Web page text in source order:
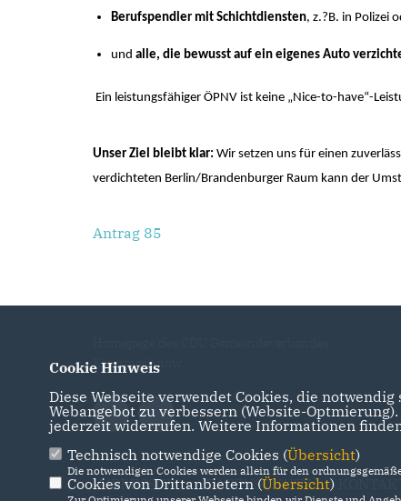
Berufspendler mit Schichtdiensten, z.?B. in Polizei
und alle, die bewusst auf ein eigenes Auto
Ein leistungsfähiger ÖPNV ist keine „Nice-to-have“-
Unser Ziel bleibt klar: Wir setzen uns für einen
verdichteten Berlin/Brandenburger Raum kann der
Antrag 85
Kleinmachnow
IMPRESSUM DATENSCHUTZ
Cookie Hinweis
Diese Webseite verwendet Cookies, die
Webangebot zu verbessern (Website-
jederzeit widerrufen. Weitere Informationen
Technisch notwendige Cookies (Übersicht)
Die notwendigen Cookies werden allein für den
Cookies von Drittanbietern (Übersicht)